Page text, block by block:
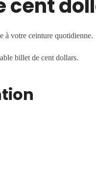
cent
à votre ceinture quotidienne.
billet de cent dollars.